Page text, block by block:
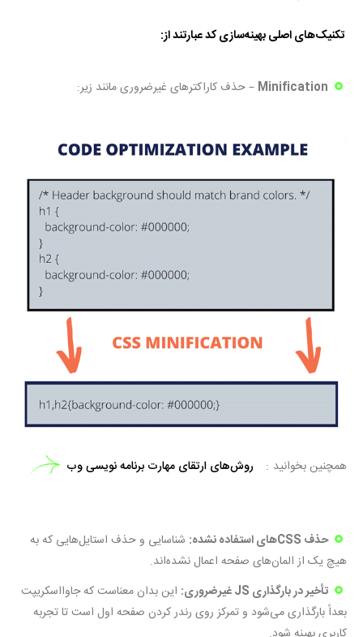
تکنیک‌های اصلی بهینه‌سازی کد عبارتند از:
Minification– حذف کاراکترهای غیرضروری مانند زیر:
همچنین بخوانید روش‌های ارتقای مهارت برنامه نویسی وب
حذفCSS‌ های استفاده نشده:شناسایی و حذف استایل‌هایی که به
هیچ یک از المان‌های صفحه اعمال نشده‌اند.
تأخیر در بارگذاریJS غیرضروری:این بدان معناست که جاوااسکریپت
بعداً بارگذاری می‌شود و تمرکز روی رندر کردن صفحه اول است تا تجربه